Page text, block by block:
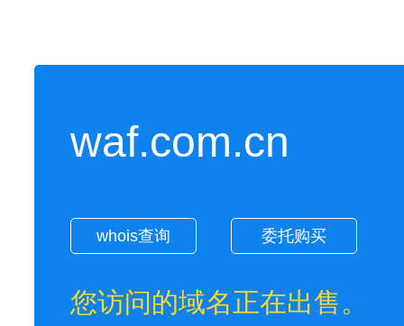
waf.com.cn
whois查询 委托购买
您访问的域名正在出售。